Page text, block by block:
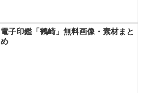
電子印鑑「鶴崎」無料画像・素材まと
め